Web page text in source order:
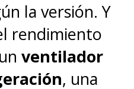
la versión. Y
rendimiento
ventilador
, una